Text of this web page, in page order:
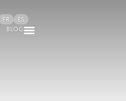
FR
ES
BLOG